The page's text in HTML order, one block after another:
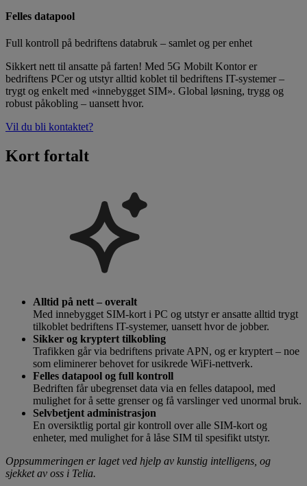
Felles datapool
Full kontroll på bedriftens databruk – samlet og per enhet
Sikkert nett til ansatte på farten! Med 5G Mobilt Kontor er
bedriftens PCer og utstyr alltid koblet til bedriftens IT-systemer –
trygt og enkelt med «innebygget SIM». Global løsning, trygg og
robust påkobling – uansett hvor.
Vil du bli kontaktet?
Kort fortalt
Alltid på nett – overalt
Med innebygget SIM-kort i PC og utstyr er ansatte alltid trygt
tilkoblet bedriftens IT-systemer, uansett hvor de jobber.
Sikker og kryptert tilkobling
Trafikken går via bedriftens private APN, og er kryptert – noe
som eliminerer behovet for usikrede WiFi-nettverk.
Felles datapool og full kontroll
Bedriften får ubegrenset data via en felles datapool, med
mulighet for å sette grenser og få varslinger ved unormal bruk.
Selvbetjent administrasjon
En oversiktlig portal gir kontroll over alle SIM-kort og
enheter, med mulighet for å låse SIM til spesifikt utstyr.
Oppsummeringen er laget ved hjelp av kunstig intelligens, og
sjekket av oss i Telia.